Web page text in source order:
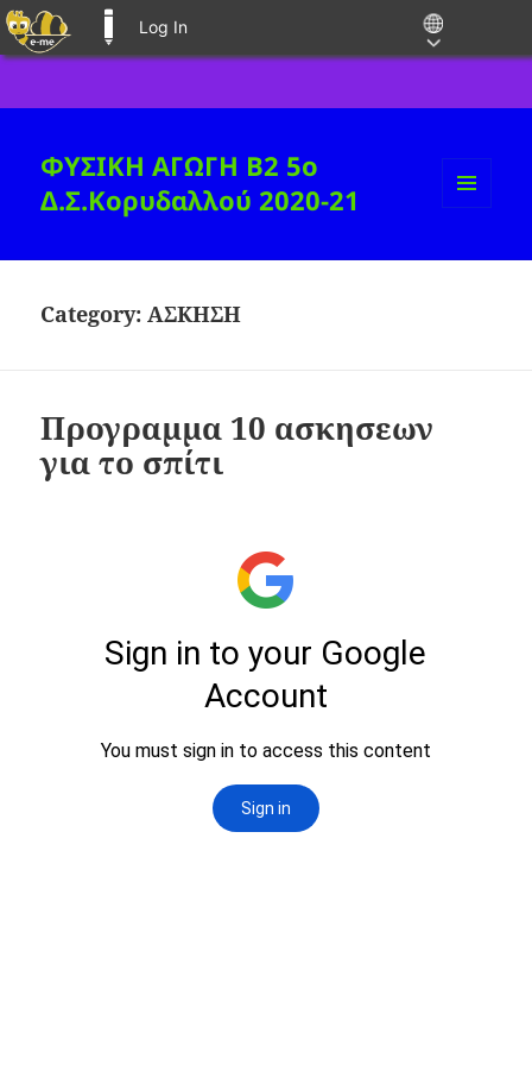
Log In
ΦΥΣΙΚΗ ΑΓΩΓΗ B2 5ο
Δ.Σ.Κορυδαλλού 2020-21
WIDGETS
Category:ΑΣΚΗΣΗ
Προγραμμα 10 ασκησεων
για το σπίτι